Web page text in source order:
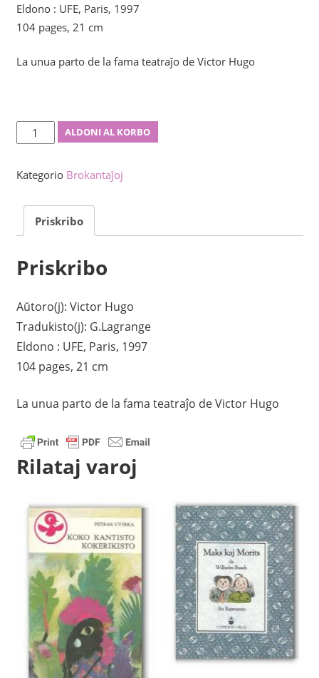
Eldono : UFE, Paris, 1997
104 pages, 21 cm
La unua parto de la fama teatraĵo de Victor Hugo
Hernani
(1a
kvanto
ALDONI AL KORBO
Kategorio Brokantaĵoj
Priskribo
Priskribo
Aŭtoro(j): Victor Hugo
Tradukisto(j): G.Lagrange
Eldono : UFE, Paris, 1997
104 pages, 21 cm
La unua parto de la fama teatraĵo de Victor Hugo
Rilataj varoj